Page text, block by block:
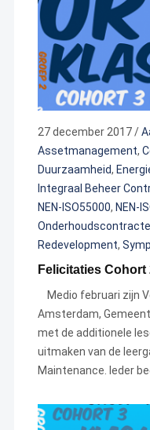
27 december 2017/
Assetmanagement,
Duurzaamheid,
Integraal Beheer
NEN-ISO55000, NEN-
Redevelopment,
Felicitaties Cohort
Medio februari zijn
Amsterdam,
met de additionele
uitmaken van de
Maintenance. Ieder